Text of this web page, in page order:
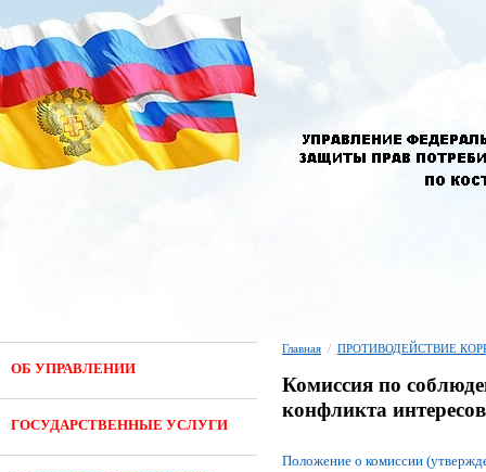
ОБ УПРАВЛЕНИИ
ГОСУДАРСТВЕННЫЕ УСЛУГИ
Главная / ПРОТИВОДЕЙСТВИЕ
Комиссия по
конфликта интересов
Положение о комиссии